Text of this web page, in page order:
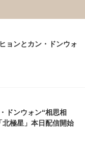
ョンとカン・ドンウォ
ドンウォン“相思相
極星」本日配信開始